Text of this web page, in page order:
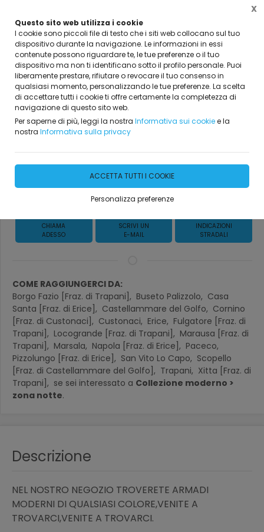
Questo sito web utilizza i cookie
I cookie sono piccoli file di testo che i siti web collocano sul tuo
dispositivo durante la navigazione. Le informazioni in essi
contenute possono riguardare te, le tue preferenze o il tuo
dispositivo ma non ti identificano sotto il profilo personale. Puoi
liberamente prestare, rifiutare o revocare il tuo consenso in
qualsiasi momento, personalizzando le tue preferenze. La scelta
di accettare tutti i cookie ti offre certamente la completezza di
navigazione di questo sito web.
Per saperne di più, leggi la nostra Informativa sui cookiee la
nostra Informativa sulla privacy
ACCETTA TUTTI I COOKIE
Personalizza preferenze
X
Home Vetrina Collezione moderno zona notte
ARMADI MODERNI
Richiedi Informazioni
CHIAMA
ADESSO
SCRIVI UN
E-MAIL
INDICAZIONI
STRADALI
COME RAGGIUNGERCI DA:
Borgo Fazio [Fraz. di Trapani], Buseto Palizzolo, Casa
Santa [Fraz. di Erice], Castellammare del Golfo, Cornino
[Fraz. di Custonaci], Custonaci, Erice, Fulgatore [Fraz. di
Trapani], Locogrande [Fraz. di Trapani], Marausa [Fraz. di
Trapani], Marsala, Napola [Fraz. di Erice], Paceco,
Pizzolungo [Fraz. di Erice], San Vito Lo Capo, Scopello
[Fraz. di Castellammare del Golfo], Trapani, Xitta [Fraz. di
Trapani], se sei interessato a Collezione moderno >
zona notte.
Descrizione
NEL NOSTRO NEGOZIO TROVERETE ARMADI
MODERNI DI QUALSIASI COLORE,VENITE A
TROVARCI,VENITE A TROVARCI.